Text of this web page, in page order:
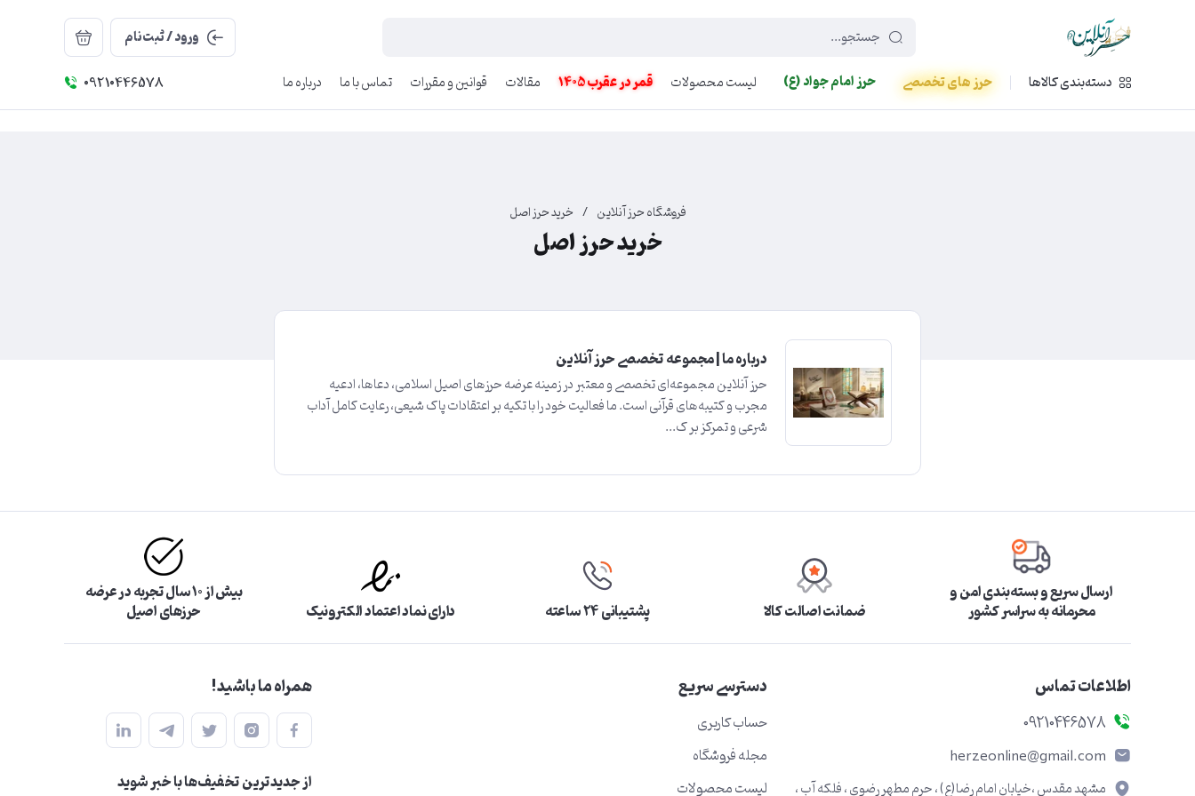
449f43cf-3da2-4422-bb12-2566cb5b8b05
ورود / ثبت‌نام
دسته‌بندی کالاها
حرز های تخصصی حرز امام جواد (ع) لیست محصولات قمر در عقرب 1405 مقالات قوانین و مقررات تماس با ما درباره ما 09210446578
فروشگاه حرز آنلاین / خرید حرز اصل
خرید حرز اصل
درباره ما | مجموعه تخصصی حرز آنلاین
حرز آنلاین مجموعه‌ای تخصصی و معتبر در زمینه عرضه حرزهای اصیل اسلامی، دعاها، ادعیه
مجرب و کتیبه‌های قرآنی است. ما فعالیت خود را با تکیه بر اعتقادات پاک شیعی، رعایت کامل آداب
شرعی و تمرکز بر ک...
ارسال سریع و بسته‌بندی امن و
محرمانه به سراسر کشور ضمانت اصالت کالا پشتیبانی ۲۴ ساعته دارای نماد اعتماد الکترونیک
بیش از ۱۰ سال تجربه در عرضه
حرزهای اصیل
اطلاعات تماس
09210446578
herzeonline@gmail.com
مشهد مقدس ،خیابان امام رضا(ع) ، حرم مطهر رضوی ، فلکه آب ،
دسترسی سریع
حساب کاربری
مجله فروشگاه
لیست محصولات
همراه ما باشید!
از جدید‌ترین تخفیف‌ها با‌ خبر شوید